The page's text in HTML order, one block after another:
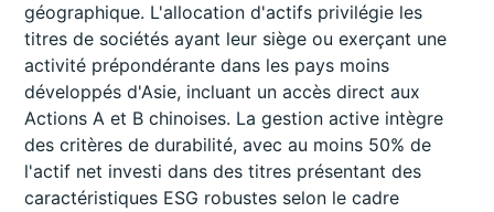
géographique. L'allocation d'actifs privilégie les
titres de sociétés ayant leur siège ou exerçant une
activité prépondérante dans les pays moins
développés d'Asie, incluant un accès direct aux
Actions A et B chinoises. La gestion active intègre
des critères de durabilité, avec au moins 50% de
l'actif net investi dans des titres présentant des
caractéristiques ESG robustes selon le cadre